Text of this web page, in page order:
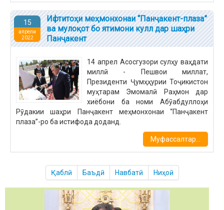
15
апрели
2022
Ифтитоҳи меҳмонхонаи “Панҷакент-плаза”
ва мулоқот бо ятимони кулл дар шаҳри
Панҷакент
14 апрел Асосгузори сулҳу ваҳдати
миллӣ - Пешвои миллат,
Президенти Ҷумҳҳурии Тоҷикистон
муҳтарам Эмомалӣ Раҳмон дар
хиёбони ба номи Абӯабдуллоҳи
Рӯдакии шаҳри Панҷакент меҳмонхонаи “Панҷакент
плаза”-ро ба истифода доданд.
Муфассалтар...
Қаблӣ Баъдӣ Навбатӣ Ниҳоӣ